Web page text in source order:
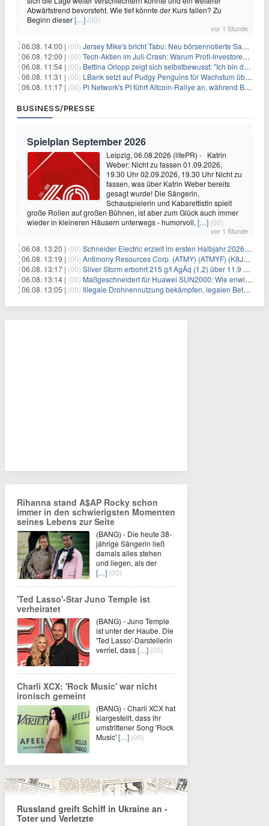
Abwärtstrend bevorsteht. Wie tief könnte der Kurs fallen? Zu
Beginn dieser[…] (00)
vor 1 Stunde
06.08. 14:00 | (00) Jersey Mike's bricht Tabu: Neu börsennotierte Sandwich-Kette startet Millionen-Offensive in digitales Marketing
06.08. 12:00 | (00) Tech-Aktien im Juli-Crash: Warum Profi-Investoren jetzt zugreifen – Stresstest statt Bärenmarkt
06.08. 11:54 | (00) Bettina Orlopp zeigt sich selbstbewusst: "Ich bin die Vorstandsvorsitzende"
06.08. 11:31 | (00) LBank setzt auf Pudgy Penguins für Wachstum über den Handel hinaus
06.08. 11:17 | (00) Pi Network's PI führt Altcoin-Rallye an, während Bitcoin $65.000 anpeilt
BUSINESS/PRESSE
Spielplan September 2026
Leipzig, 06.08.2026 (lifePR) - Katrin
Weber: Nicht zu fassen 01.09.2026,
19.30 Uhr 02.09.2026, 19.30 Uhr Nicht zu
fassen, was über Katrin Weber bereits
gesagt wurde! Die Sängerin,
Schauspielerin und Kabarettistin spielt
große Rollen auf großen Bühnen, ist aber zum Glück auch immer
wieder in kleineren Häusern unterwegs - humorvoll,[…] (00)
vor 1 Stunde
06.08. 13:20 | (00) Schneider Electric erzielt im ersten Halbjahr 2026 starke Fortschritte bei der Umsetzung seiner Nachhaltigkeits-Roadmap Impact 2030
06.08. 13:19 | (00) Antimony Resources Corp. (ATMY) (ATMYF) (K8J0) berichtet über Analyseergebnisse aus den jüngsten Bohrungen in der Main Zone – Bald Hill, einschließlich Gehalten von 13,0 % Antimon (Sb) über 0,65 Meter (m) in BH-26-16 in einer Zone mit 3,29 % Sb über 3,05
06.08. 13:17 | (00) Silver Storm erbohrt 215 g/t AgÄq (1,2) über 11,9 m und 200 g/t AgÄq über 15,4 m in der Zone Rosarios
06.08. 13:14 | (00) Maßgeschneidert für Huawei SUN2000: Wie enwitec mit dem SolarConnect SUN 2000 Gewerbe-Installationen beschleunigt
06.08. 13:05 | (00) Illegale Drohnennutzung bekämpfen, legalen Betrieb ermöglichen
Rihanna stand A$AP Rocky schon
immer in den schwierigsten Momenten
seines Lebens zur Seite
(BANG) - Die heute 38-
jährige Sängerin ließ
damals alles stehen
und liegen, als der
[…] (00)
'Ted Lasso'-Star Juno Temple ist
verheiratet
(BANG) - Juno Temple
ist unter der Haube. Die
'Ted Lasso'-Darstellerin
verriet, dass[…] (00)
Charli XCX: 'Rock Music' war nicht
ironisch gemeint
(BANG) - Charli XCX hat
klargestellt, dass ihr
umstrittener Song 'Rock
Music'[…] (00)
Russland greift Schiff in Ukraine an -
Toter und Verletzte